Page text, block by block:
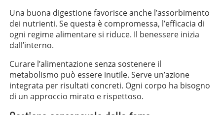
Una buona digestione favorisce anche l’assorbimento
dei nutrienti. Se questa è compromessa, l’efficacia di
ogni regime alimentare si riduce. Il benessere inizia
dall’interno.
Curare l’alimentazione senza sostenere il
metabolismo può essere inutile. Serve un’azione
integrata per risultati concreti. Ogni corpo ha bisogno
di un approccio mirato e rispettoso.